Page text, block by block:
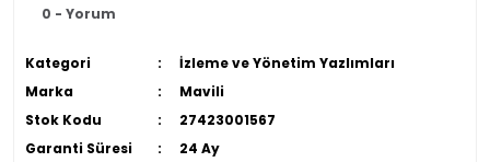
0 - Yorum
Kategori
İzleme ve Yönetim Yazlımları
Marka
Mavili
Stok Kodu
27423001567
Garanti Süresi
24 Ay